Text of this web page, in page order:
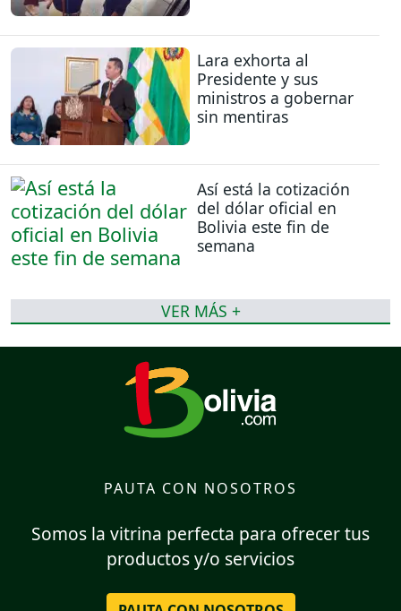
Lara exhorta al
Presidente y sus
ministros a gobernar
sin mentiras
Así está la cotización
del dólar oficial en
Bolivia este fin de
semana
VER MÁS +
PAUTA CON NOSOTROS
Somos la vitrina perfecta para ofrecer tus
productos y/o servicios